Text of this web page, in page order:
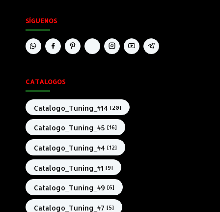
SÍGUENOS
CATALOGOS
Catalogo_Tuning_#14 [20]
Catalogo_Tuning_#5 [16]
Catalogo_Tuning_#4 [12]
Catalogo_Tuning_#1 [9]
Catalogo_Tuning_#9 [6]
Catalogo_Tuning_#7 [5]